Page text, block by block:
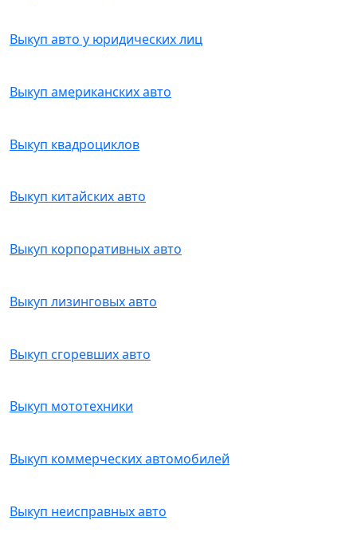
Выкуп авто у юридических лиц
Выкуп американских авто
Выкуп квадроциклов
Выкуп китайских авто
Выкуп корпоративных авто
Выкуп лизинговых авто
Выкуп сгоревших авто
Выкуп мототехники
Выкуп коммерческих автомобилей
Выкуп неисправных авто